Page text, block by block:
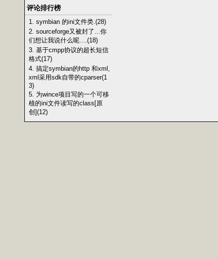
评论排行榜
1. symbian 的ini文件类.(28)
2. sourceforge又被封了...你
们想让我说什么呢....(18)
3. 基于cmpp协议的超长短信
格式(17)
4. 搞定symbian的http 和xml,
xml采用sdk自带的cparser(1
3)
5. 为wince项目写的一个可移
植的ini文件读写的class[原
创](12)